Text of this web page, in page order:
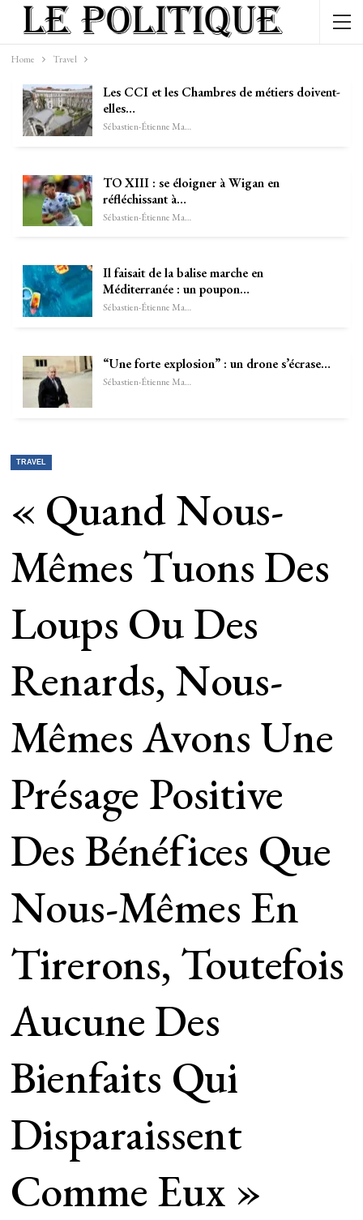
Home Travel
Les CCI et les Chambres de métiers doivent-
elles…
Sébastien-Étienne Marechal
TO XIII : se éloigner à Wigan en
réfléchissant à…
Sébastien-Étienne Marechal
Il faisait de la balise marche en
Méditerranée : un poupon…
Sébastien-Étienne Marechal
“Une forte explosion” : un drone s’écrase…
Sébastien-Étienne Marechal
TRAVEL
« Quand Nous-
Mêmes Tuons Des
Loups Ou Des
Renards, Nous-
Mêmes Avons Une
Présage Positive
Des Bénéfices Que
Nous-Mêmes En
Tirerons, Toutefois
Aucune Des
Bienfaits Qui
Disparaissent
Comme Eux »